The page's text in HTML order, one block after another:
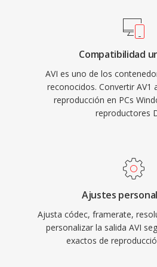
web abiertos y la distribución
permitiendo contenido
solo archivo. Sin embargo, la
original tiene limitaciones,
de tamaño de archivo de 2
implementaciones antiguas
soporte nativo para tasas de
limitación de tamaño
archivos superen el límite
tener décadas de existencia,
uno de los formatos
universalmente reconocidos
soportado por reproductores
Compatibilidad
AVI es uno de los
reconocidos. Convertir AV1
reproducción en PCs
reproductores
Ajustes
Ajusta códec, framerate,
personalizar la salida AVI
exactos de